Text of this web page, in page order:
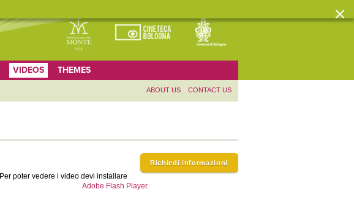
VIDEOS THEMES
ABOUT US CONTACT US
Richiedi informazioni
Per poter vedere i video devi installare
Adobe Flash Player.